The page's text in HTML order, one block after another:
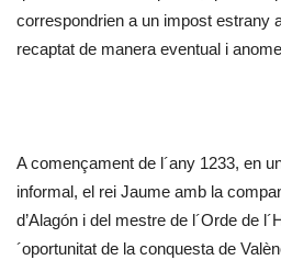
correspondrien a un impost estrany
recaptat de manera eventual i
A començament de l´any 1233, en
informal, el rei Jaume amb la
d’Alagón i del mestre de l´Orde de
´oportunitat de la conquesta de